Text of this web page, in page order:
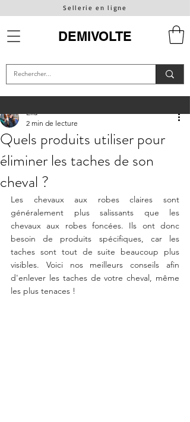
Sellerie en ligne
DEMIVOLTE
Quels produits utiliser pour
éliminer les taches de son
cheval ?
Ella
2 min de lecture
Les chevaux aux robes claires sont
généralement plus salissants que les
chevaux aux robes foncées. Ils ont donc
besoin de produits spécifiques, car les
taches sont tout de suite beaucoup plus
visibles. Voici nos meilleurs conseils afin
d'enlever les taches de votre cheval, même
les plus tenaces !